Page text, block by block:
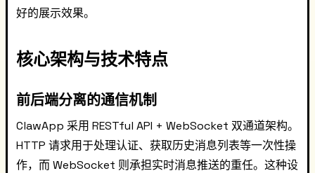
好的展示效果。
核心架构与技术特点
前后端分离的通信机制
ClawApp 采用 RESTful API + WebSocket 双通道架构。
HTTP 请求用于处理认证、获取历史消息列表等一次性操
作，而 WebSocket 则承担实时消息推送的重任。这种设